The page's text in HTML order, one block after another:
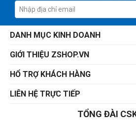
DANH MỤC KINH DOANH
GIỚI THIỆU ZSHOP.VN
HỔ TRỢ KHÁCH HÀNG
LIÊN HỆ TRỰC TIẾP
TỔNG ĐÀI